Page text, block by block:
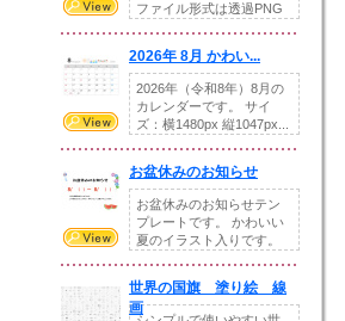
ファイル形式は透過PNG
2026年 8月 かわい...
2026年（令和8年）8月の
カレンダーです。 サイ
ズ：横1480px 縦1047px...
お盆休みのお知らせ
お盆休みのお知らせテン
プレートです。 かわいい
夏のイラスト入りです。
世界の国旗 塗り絵 線
画